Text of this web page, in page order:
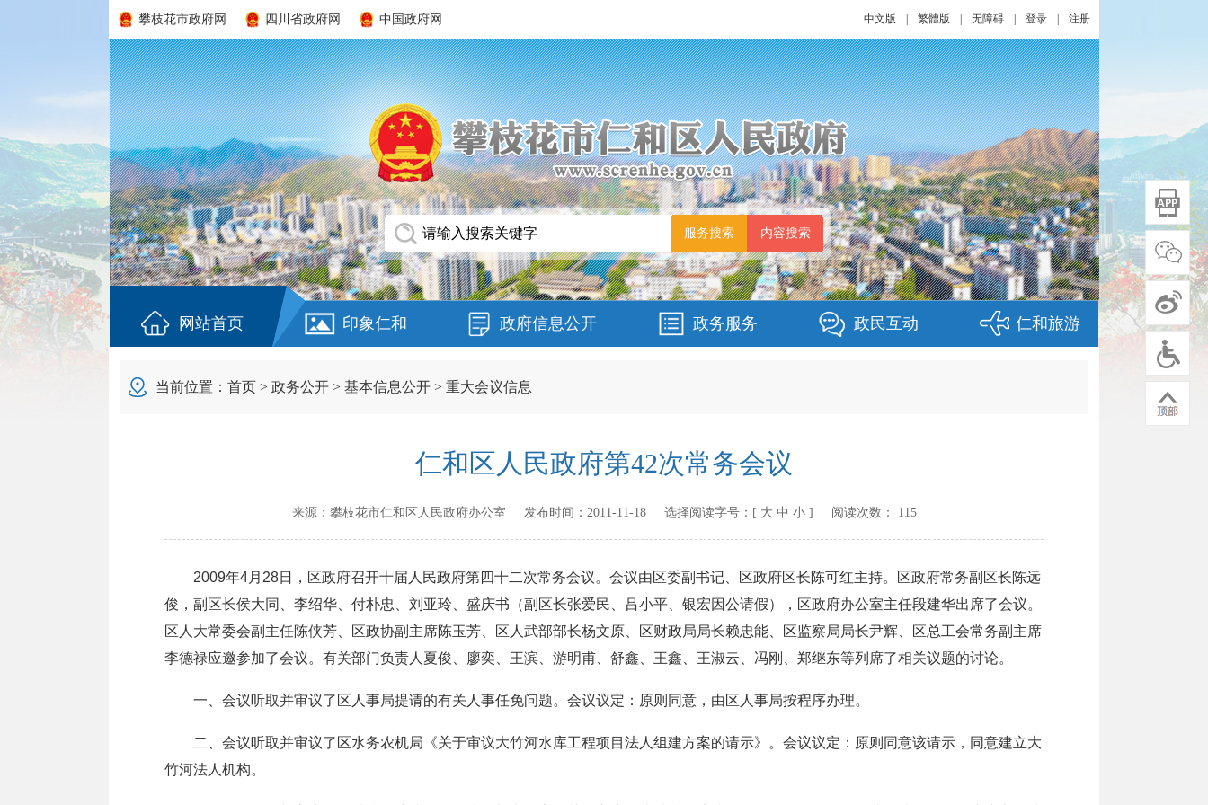
攀枝花市政府网 四川省政府网 中国政府网 中文版 繁體版 无障碍 登录 注册
网站首页 印象仁和 政府信息公开 政务服务 政民互动 仁和旅游
当前位置： 首页 > 政务公开 > 基本信息公开 > 重大会议信息
仁和区人民政府第42次常务会议
来源： 攀枝花市仁和区人民政府办公室 发布时间： 2011-11-18选择阅读字号：[ 大 中 小] 阅读次数： 115
2009年4月28日，区政府召开十届人民政府第四十二次常务会议。会议由区委副书记、区政府区长陈可红主持。区政府常务副区长陈远
俊，副区长侯大同、李绍华、付朴忠、刘亚玲、盛庆书（副区长张爱民、吕小平、银宏因公请假），区政府办公室主任段建华出席了会议。
区人大常委会副主任陈侠芳、区政协副主席陈玉芳、区人武部部长杨文原、区财政局局长赖忠能、区监察局局长尹辉、区总工会常务副主席
李德禄应邀参加了会议。有关部门负责人夏俊、廖奕、王滨、游明甫、舒鑫、王鑫、王淑云、冯刚、郑继东等列席了相关议题的讨论。
一、会议听取并审议了区人事局提请的有关人事任免问题。会议议定：原则同意，由区人事局按程序办理。
二、会议听取并审议了区水务农机局《关于审议大竹河水库工程项目法人组建方案的请示》。会议议定：原则同意该请示，同意建立大
竹河法人机构。